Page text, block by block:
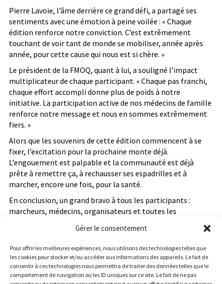
Gérer le consentement
Pour offrir les meilleures expériences, nous utilisons des technologies telles que
les cookies pour stocker et/ou accéder aux informations des appareils. Le fait de
consentir à ces technologies nous permettra de traiter des données telles que le
comportement de navigation ou les ID uniques sur ce site. Le fait de ne pas
Pierre Lavoie, l’âme derrière ce grand défi, a partagé ses
sentiments avec une émotion à peine voilée : « Chaque
édition renforce notre conviction. C’est extrêmement
touchant de voir tant de monde se mobiliser, année après
année, pour cette cause qui nous est si chère. »
Le président de la FMOQ, quant à lui, a souligné l’impact
multiplicateur de chaque participant. « Chaque pas franchi,
chaque effort accompli donne plus de poids à notre
initiative. La participation active de nos médecins de famille
renforce notre message et nous en sommes extrêmement
fiers. »
Alors que les souvenirs de cette édition commencent à se
fixer, l’excitation pour la prochaine monte déjà.
L’engouement est palpable et la communauté est déjà
prête à remettre ça, à rechausser ses espadrilles et à
marcher, encore une fois, pour la santé.
En conclusion, un grand bravo à tous les participants :
marcheurs, médecins, organisateurs et toutes les
succès mémorable. La promesse est déjà faite : nous nous
retrouverons l’année prochaine, pour de nouveaux défis et
encore plus de moments inoubliables.